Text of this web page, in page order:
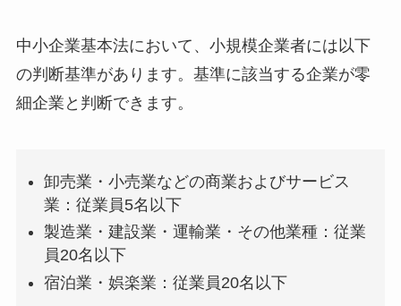
中小企業基本法において、小規模企業者には以下
の判断基準があります。基準に該当する企業が零
細企業と判断できます。
卸売業・小売業などの商業およびサービス
業：従業員5名以下
製造業・建設業・運輸業・その他業種：従業
員20名以下
宿泊業・娯楽業：従業員20名以下